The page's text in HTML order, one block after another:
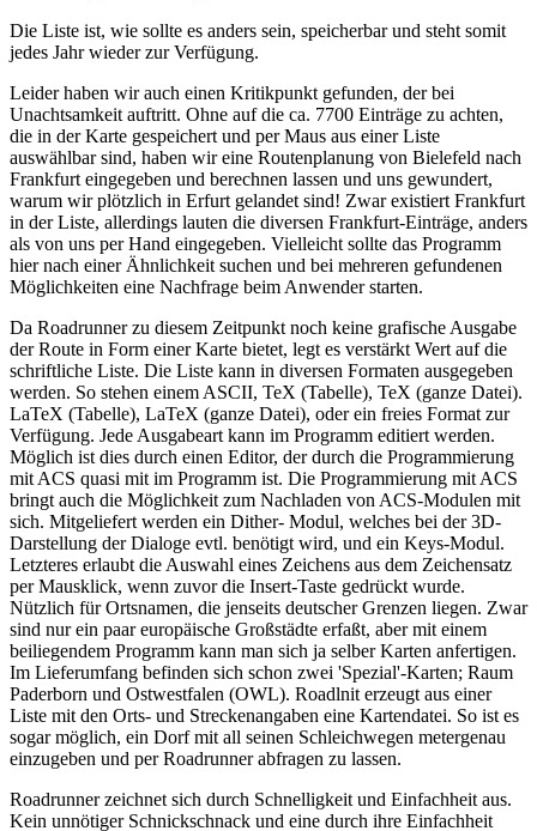
Die Liste ist, wie sollte es anders sein, speicherbar und steht somit
jedes Jahr wieder zur Verfügung.
Leider haben wir auch einen Kritikpunkt gefunden, der bei
Unachtsamkeit auftritt. Ohne auf die ca. 7700 Einträge zu achten,
die in der Karte gespeichert und per Maus aus einer Liste
auswählbar sind, haben wir eine Routenplanung von Bielefeld nach
Frankfurt eingegeben und berechnen lassen und uns gewundert,
warum wir plötzlich in Erfurt gelandet sind! Zwar existiert Frankfurt
in der Liste, allerdings lauten die diversen Frankfurt-Einträge, anders
als von uns per Hand eingegeben. Vielleicht sollte das Programm
hier nach einer Ähnlichkeit suchen und bei mehreren gefundenen
Möglichkeiten eine Nachfrage beim Anwender starten.
Da Roadrunner zu diesem Zeitpunkt noch keine grafische Ausgabe
der Route in Form einer Karte bietet, legt es verstärkt Wert auf die
schriftliche Liste. Die Liste kann in diversen Formaten ausgegeben
werden. So stehen einem ASCII, TeX (Tabelle), TeX (ganze Datei).
LaTeX (Tabelle), LaTeX (ganze Datei), oder ein freies Format zur
Verfügung. Jede Ausgabeart kann im Programm editiert werden.
Möglich ist dies durch einen Editor, der durch die Programmierung
mit ACS quasi mit im Programm ist. Die Programmierung mit ACS
bringt auch die Möglichkeit zum Nachladen von ACS-Modulen mit
sich. Mitgeliefert werden ein Dither- Modul, welches bei der 3D-
Darstellung der Dialoge evtl. benötigt wird, und ein Keys-Modul.
Letzteres erlaubt die Auswahl eines Zeichens aus dem Zeichensatz
per Mausklick, wenn zuvor die Insert-Taste gedrückt wurde.
Nützlich für Ortsnamen, die jenseits deutscher Grenzen liegen. Zwar
sind nur ein paar europäische Großstädte erfaßt, aber mit einem
beiliegendem Programm kann man sich ja selber Karten anfertigen.
Im Lieferumfang befinden sich schon zwei 'Spezial'-Karten; Raum
Paderborn und Ostwestfalen (OWL). Roadlnit erzeugt aus einer
Liste mit den Orts- und Streckenangaben eine Kartendatei. So ist es
sogar möglich, ein Dorf mit all seinen Schleichwegen metergenau
einzugeben und per Roadrunner abfragen zu lassen.
Roadrunner zeichnet sich durch Schnelligkeit und Einfachheit aus.
Kein unnötiger Schnickschnack und eine durch ihre Einfachheit